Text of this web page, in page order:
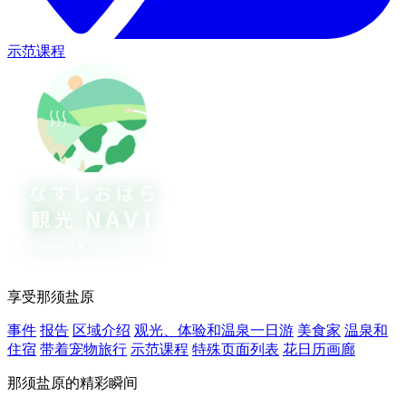
示范课程
享受那须盐原
事件 报告 区域介绍 观光、体验和温泉一日游 美食家 温泉和
住宿 带着宠物旅行 示范课程 特殊页面列表 花日历画廊
那须盐原的精彩瞬间